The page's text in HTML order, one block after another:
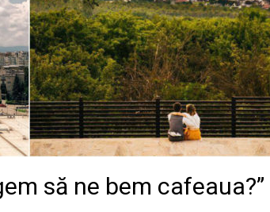
să ne bem cafeaua?”